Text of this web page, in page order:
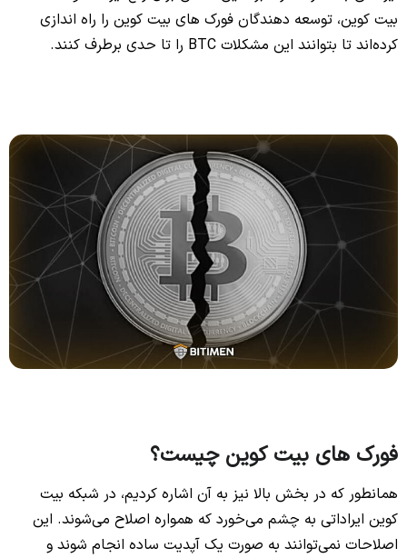
بیت کوین، توسعه دهندگان فورک های بیت کوین را راه اندازی
کرده‌اند تا بتوانند این مشکلات BTC را تا حدی برطرف کنند.
فورک های بیت کوین چیست؟
همانطور که در بخش بالا نیز به آن اشاره کردیم، در شبکه بیت
کوین ایراداتی به چشم می‌خورد که همواره اصلاح می‌شوند. این
اصلاحات نمی‌توانند به صورت یک آپدیت ساده انجام شوند و